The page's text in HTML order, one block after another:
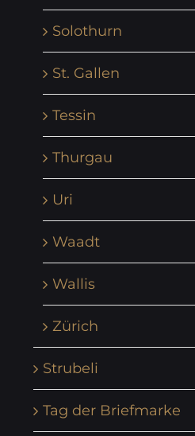
Solothurn
St. Gallen
Tessin
Thurgau
Uri
Waadt
Wallis
Zürich
Strubeli
Tag der Briefmarke